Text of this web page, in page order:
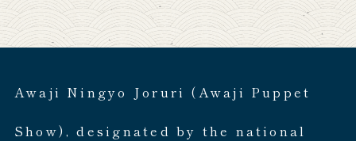
Awaji Ningyo Joruri (Awaji Puppet
Show), designated by the national